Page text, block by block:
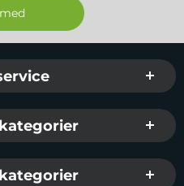
och länkar